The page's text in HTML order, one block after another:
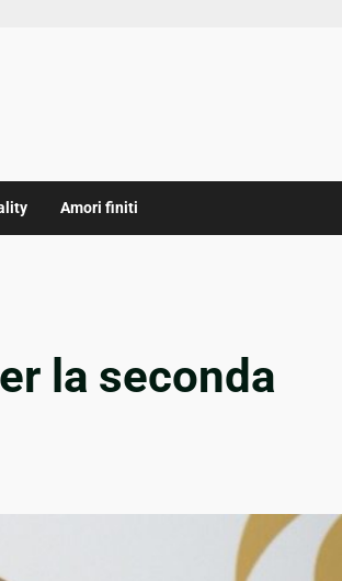
Amori finiti
la seconda